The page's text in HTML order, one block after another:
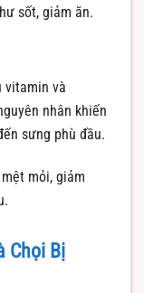
sốt, giảm ăn.
vitamin và
nhân khiến
sưng phù đầu.
mỏi, giảm
Chọi Bị